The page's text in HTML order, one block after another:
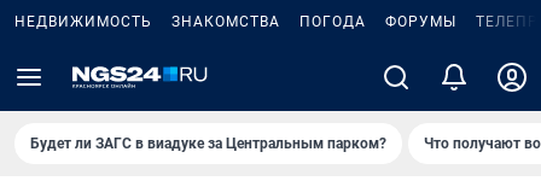
НЕДВИЖИМОСТЬ ЗНАКОМСТВА ПОГОДА ФОРУМЫ
Будет ли ЗАГС в виадуке за Центральным парком? Что получают